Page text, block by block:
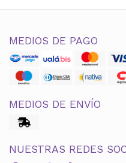
MEDIOS DE PAGO
MEDIOS DE ENVÍO
NUESTRAS REDES